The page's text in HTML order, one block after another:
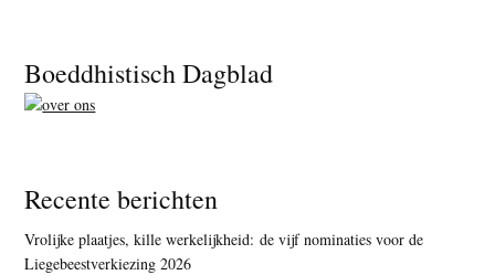
Footer
Boeddhistisch Dagblad
Recente berichten
Vrolijke plaatjes, kille werkelijkheid: de vijf nominaties voor de
Liegebeestverkiezing 2026